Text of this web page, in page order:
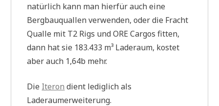
natürlich kann man hierfür auch eine
Bergbauquallen verwenden, oder die Fracht
Qualle mit T2 Rigs und ORE Cargos fitten,
dann hat sie 183.433 m³ Laderaum, kostet
aber auch 1,64b mehr.
Die Iteron dient lediglich als
Laderaumerweiterung.